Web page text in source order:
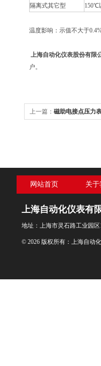
隔离式其它型 150℃
温度影响：示值不大于
上海自动化仪表股份有限
户。
上一篇： 磁助电接点压力
网站首页 关
上海自动化仪表有
地址：上海市灵石路工业园区
© 2026 版权所有：上海自动